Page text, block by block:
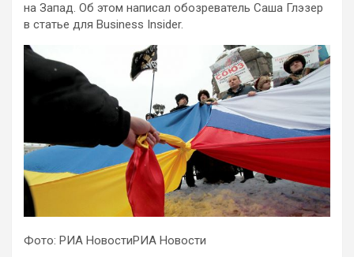
на Запад. Об этом написал обозреватель Саша Глэзер
в статье для Business Insider.
Фото: РИА НовостиРИА Новости